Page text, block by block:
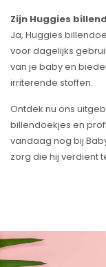
Zijn Huggies
Ja, Huggies
voor dagelijks
van je baby en
irriterende stoffen.
Ontdek nu ons
billendoekjes en
vandaag nog bij
zorg die hij verdient